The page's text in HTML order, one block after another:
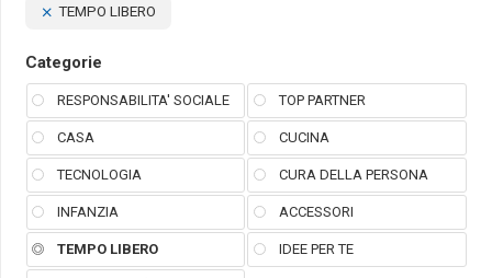
TEMPO LIBERO
Categorie
RESPONSABILITA' SOCIALE TOP PARTNER
CASA CUCINA
TECNOLOGIA CURA DELLA PERSONA
INFANZIA ACCESSORI
TEMPO LIBERO IDEE PER TE